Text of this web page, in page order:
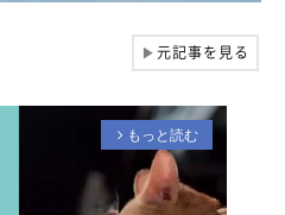
▶元記事を見る
arrow_forward_ios もっと読む